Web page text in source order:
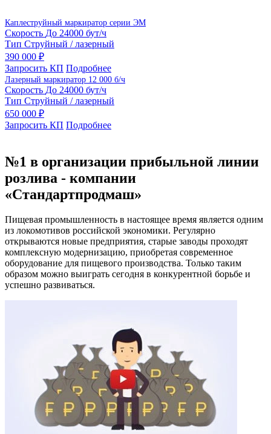
Каплеструйный маркиратор серии ЭМ
Скорость До 24000 бут/ч
Тип Струйный / лазерный
390 000 ₽
Запросить КП Подробнее
Лазерный маркиратор 12 000 б/ч
Скорость До 24000 бут/ч
Тип Струйный / лазерный
650 000 ₽
Запросить КП Подробнее
№1 в организации прибыльной линии
розлива - компании
«Стандартпродмаш»
Пищевая промышленность в настоящее время является одним
из локомотивов российской экономики. Регулярно
открываются новые предприятия, старые заводы проходят
комплексную модернизацию, приобретая современное
оборудование для пищевого производства. Только таким
образом можно выиграть сегодня в конкурентной борьбе и
успешно развиваться.